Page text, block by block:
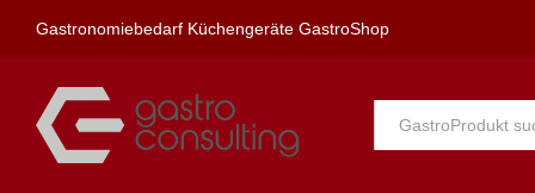
Gastronomiebedarf Küchengeräte GastroShop
Alle
340x450x(H)130mm